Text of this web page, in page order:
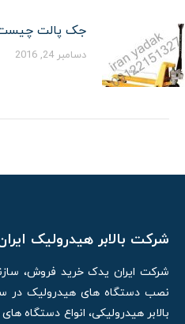
جک پالت
دسامبر 24, 2016
شرکت بالابر هیدرولیک
شرکت ایران یدک خرید فروش،
نصب دستگاه های هیدرولیک در
بالابر هیدرولیکی، انواع دستگاه